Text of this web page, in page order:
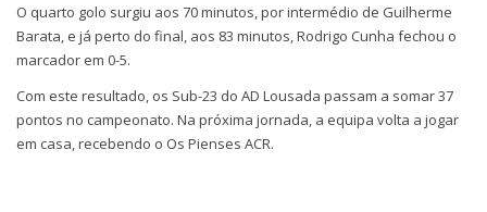
O quarto golo surgiu aos 70 minutos, por intermédio de Guilherme
Barata, e já perto do final, aos 83 minutos, Rodrigo Cunha fechou o
marcador em 0-5.
Com este resultado, os Sub-23 do AD Lousada passam a somar 37
pontos no campeonato. Na próxima jornada, a equipa volta a jogar
em casa, recebendo o Os Pienses ACR.